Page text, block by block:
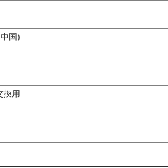
国)
換用